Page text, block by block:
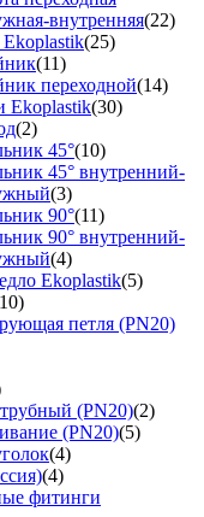
внутренняя(22)
(25)
(11)
переходной(14)
Ekoplastik(30)
(2)
45°(10)
45° внутренний-
(3)
90°(11)
90° внутренний-
(4)
Ekoplastik(5)
петля (PN20)
(PN20)(2)
(PN20)(5)
(4)
(4)
фитинги